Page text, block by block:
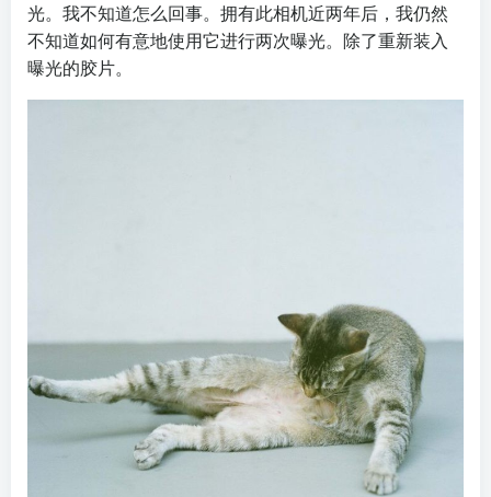
光。我不知道怎么回事。拥有此相机近两年后，我仍然
不知道如何有意地使用它进行两次曝光。除了重新装入
曝光的胶片。